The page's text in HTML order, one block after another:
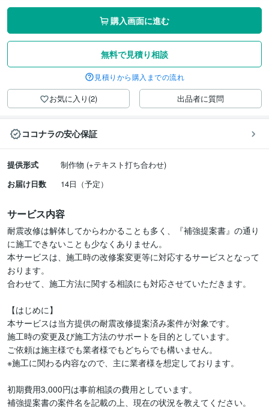
購入画面に進む
無料で見積り相談
見積りから購入までの流れ
お気に入り(2) 出品者に質問
ココナラの安心保証
提供形式
制作物 (+テキスト打ち合わせ)
お届け日数
14日（予定）
サービス内容
耐震改修は解体してからわかることも多く、『補強提案書』の通り
に施工できないことも少なくありません。
本サービスは、施工時の改修案変更等に対応するサービスとなって
おります。
合わせて、施工方法に関する相談にも対応させていただきます。
【はじめに】
本サービスは当方提供の耐震改修提案済み案件が対象です。
施工時の変更及び施工方法のサポートを目的としています。
ご依頼は施主様でも業者様でもどちらでも構いません。
※施工に関わる内容なので、主に業者様を想定しております。
初期費用3,000円は事前相談の費用としています。
補強提案書の案件名を記載の上、現在の状況を教えてください。